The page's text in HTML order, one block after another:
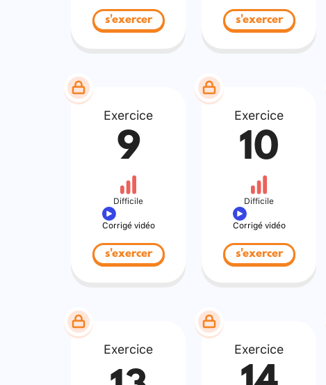
s'exercer s'exercer
Exercice
9
Difficile
Corrigé vidéo
s'exercer
Exercice
10
Difficile
Corrigé vidéo
s'exercer
Exercice Exercice